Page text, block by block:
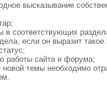
высказывание
в соответствующих
если он выразит
работы сайта и форума;
темы необходимо